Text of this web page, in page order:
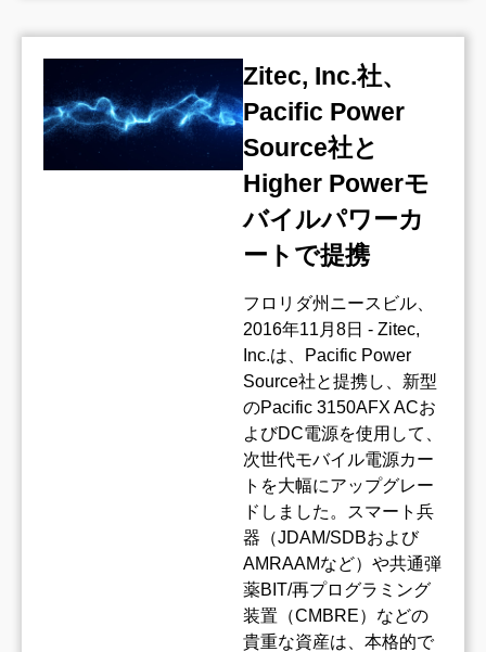
Zitec, Inc.社、
Pacific Power
Source社と
Higher Powerモ
バイルパワーカ
ートで提携
フロリダ州ニースビル、
2016年11月8日 - Zitec,
Inc.は、Pacific Power
Source社と提携し、新型
のPacific 3150AFX ACお
よびDC電源を使用して、
次世代モバイル電源カー
トを大幅にアップグレー
ドしました。スマート兵
器（JDAM/SDBおよび
AMRAAMなど）や共通弾
薬BIT/再プログラミング
装置（CMBRE）などの
貴重な資産は、本格的で